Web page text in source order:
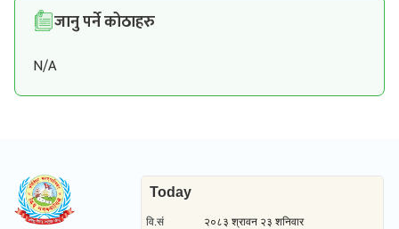
जानु पर्ने कोठाहरु
N/A